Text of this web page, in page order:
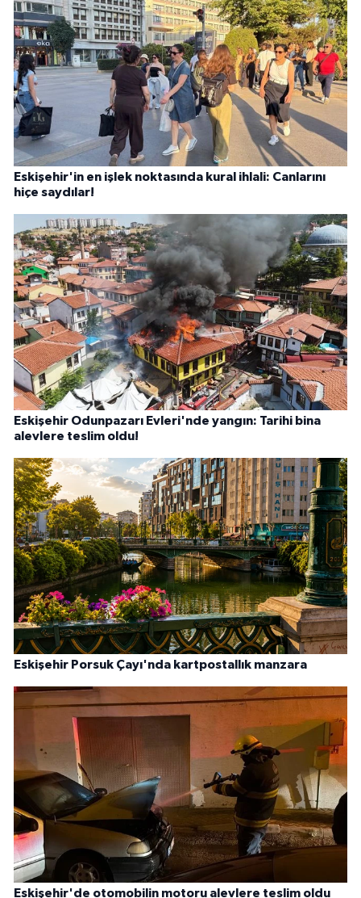
Eskişehir'in en işlek noktasında kural ihlali: Canlarını
hiçe saydılar!
Eskişehir Odunpazarı Evleri'nde yangın: Tarihi bina
alevlere teslim oldu!
Eskişehir Porsuk Çayı'nda kartpostallık manzara
Eskişehir'de otomobilin motoru alevlere teslim oldu